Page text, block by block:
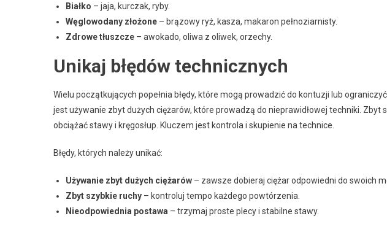
Białko – jaja, kurczak, ryby.
Węglowodany złożone – brązowy ryż, kasza, makaron pełnoziarnisty.
Zdrowe tłuszcze – awokado, oliwa z oliwek, orzechy.
Unikaj błędów technicznych
Wielu początkujących popełnia błędy, które mogą prowadzić do kontuzji lub
jest używanie zbyt dużych ciężarów, które prowadzą do nieprawidłowej techniki. Zbyt
obciążać stawy i kręgosłup. Kluczem jest kontrola i skupienie na technice.
Błędy, których należy unikać:
Używanie zbyt dużych ciężarów – zawsze dobieraj ciężar odpowiedni do swoich
Zbyt szybkie ruchy – kontroluj tempo każdego powtórzenia.
Nieodpowiednia postawa – trzymaj proste plecy i stabilne stawy.